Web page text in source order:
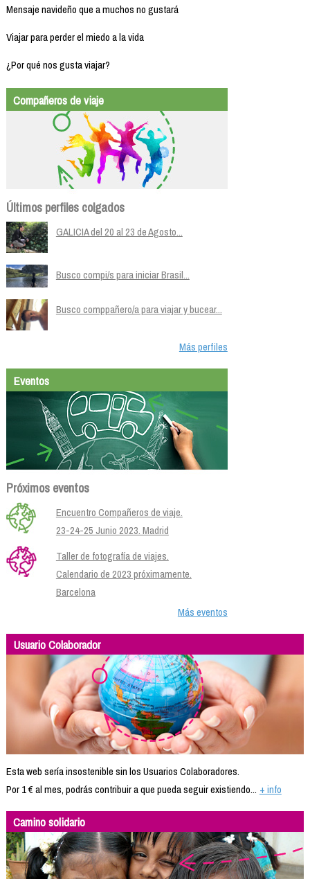
Mensaje navideño que a muchos no gustará
Viajar para perder el miedo a la vida
¿Por qué nos gusta viajar?
Compañeros de viaje
Últimos perfiles colgados
GALICIA del 20 al 23 de Agosto...
Busco compi/s para iniciar Brasil...
Busco comppañero/a para viajar y bucear...
Más perfiles
Eventos
Próximos eventos
Encuentro Compañeros de viaje.
23-24-25 Junio 2023. Madrid
Taller de fotografía de viajes.
Calendario de 2023 próximamente.
Barcelona
Más eventos
Usuario Colaborador
Esta web sería insostenible sin los Usuarios Colaboradores.
Por 1 € al mes, podrás contribuir a que pueda seguir existiendo... + info
Camino solidario